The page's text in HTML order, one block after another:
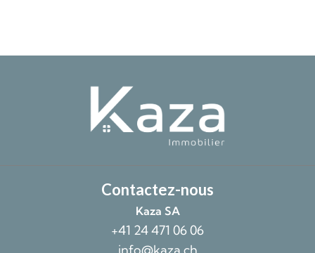
Contactez-nous
Kaza SA
+41 24 471 06 06
info@kaza.ch